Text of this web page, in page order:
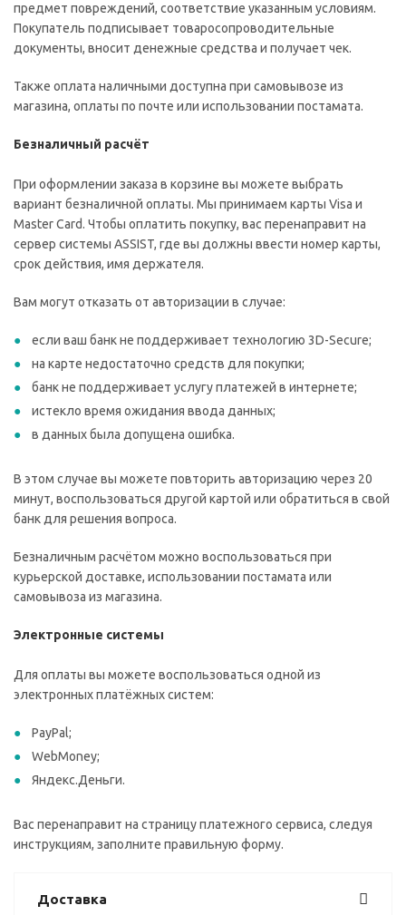
предмет повреждений, соответствие указанным условиям.
Покупатель подписывает товаросопроводительные
документы, вносит денежные средства и получает чек.
Также оплата наличными доступна при самовывозе из
магазина, оплаты по почте или использовании постамата.
Безналичный расчёт
При оформлении заказа в корзине вы можете выбрать
вариант безналичной оплаты. Мы принимаем карты Visa и
Master Card. Чтобы оплатить покупку, вас перенаправит на
сервер системы ASSIST, где вы должны ввести номер карты,
срок действия, имя держателя.
Вам могут отказать от авторизации в случае:
если ваш банк не поддерживает технологию 3D-Secure;
на карте недостаточно средств для покупки;
банк не поддерживает услугу платежей в интернете;
истекло время ожидания ввода данных;
в данных была допущена ошибка.
В этом случае вы можете повторить авторизацию через 20
минут, воспользоваться другой картой или обратиться в свой
банк для решения вопроса.
Безналичным расчётом можно воспользоваться при
курьерской доставке, использовании постамата или
самовывоза из магазина.
Электронные системы
Для оплаты вы можете воспользоваться одной из
электронных платёжных систем:
PayPal;
WebMoney;
Яндекс.Деньги.
Вас перенаправит на страницу платежного сервиса, следуя
инструкциям, заполните правильную форму.
Доставка